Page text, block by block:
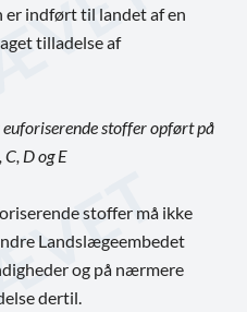
indført til landet af en
tilladelse af
stoffer opført på
C, D og E
stoffer må ikke
Landslægeembedet
og på nærmere
dertil.